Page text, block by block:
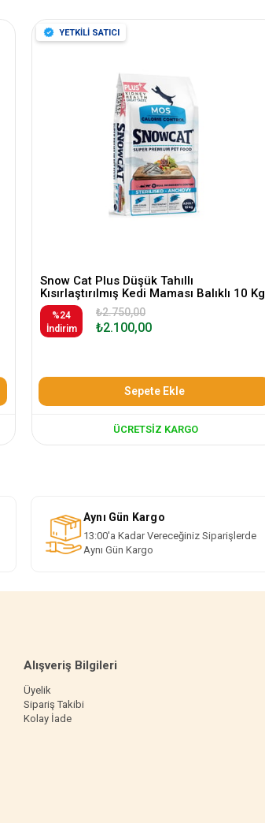
Snow Cat Plus Düşük Tahıllı
Kısırlaştırılmış Kedi Maması Balıklı 10 Kg
%24
İndirim
₺2.100,00
₺2.750,00
Sepete Ekle
ÜCRETSIZ KARGO
YETKİLİ SATICI
Aynı Gün Kargo
13:00'a Kadar Vereceğiniz Siparişlerde
Aynı Gün Kargo
Alışveriş Bilgileri
Üyelik
Sipariş Takibi
Kolay İade